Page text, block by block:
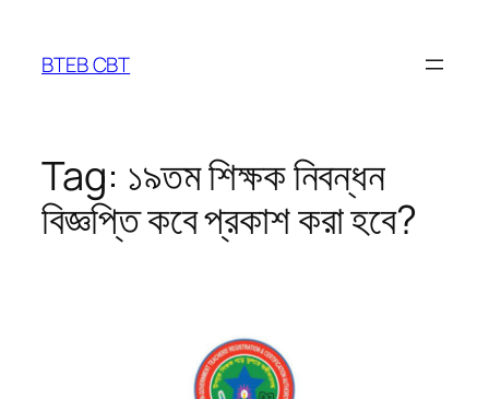
content
BTEB CBT
Tag: ১৯তম শিক্ষক নিবন্ধন
বিজ্ঞপ্তি কবে প্রকাশ করা হবে?